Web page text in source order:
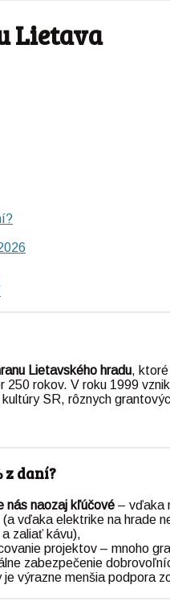
Lietava
Lietavského hradu, ktoré
rokov. V roku 1999
SR, rôznych
z daní?
nás naozaj kľúčové – vďaka
vďaka elektrike na hrade
zaliať kávu),
projektov – mnoho
zabezpečenie
výrazne menšia podpora